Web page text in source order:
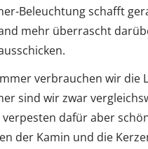
Beleuchtung schafft
mehr überrascht
verbrauchen wir die
sind wir zwar
verpesten dafür aber
der Kamin und die